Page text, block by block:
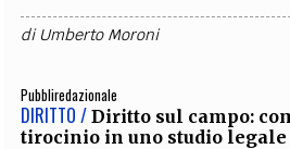
di Umberto Moroni
Pubbliredazionale
DIRITTO / Diritto sul campo:
tirocinio in uno studio